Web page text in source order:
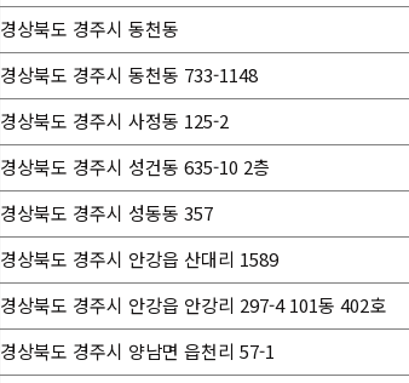
경상북도 경주시 동천동
경상북도 경주시 동천동 733-1148
경상북도 경주시 사정동 125-2
경상북도 경주시 성건동 635-10 2층
경상북도 경주시 성동동 357
경상북도 경주시 안강읍 산대리 1589
경상북도 경주시 안강읍 안강리 297-4 101동 402호
경상북도 경주시 양남면 읍천리 57-1